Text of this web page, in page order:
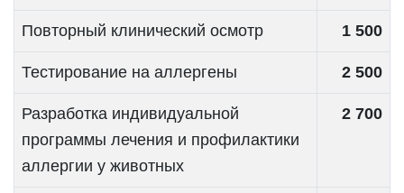
Повторный клинический осмотр 1 500
Тестирование на аллергены 2 500
Разработка индивидуальной
программы лечения и профилактики
аллергии у животных
2 700